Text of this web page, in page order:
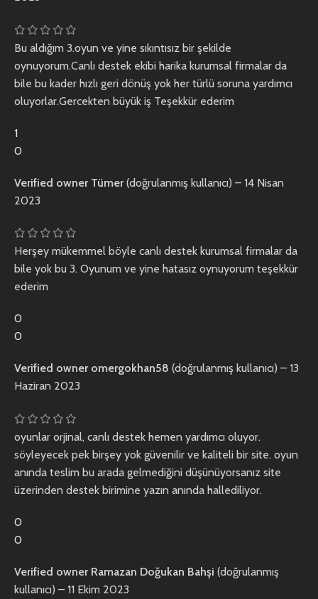
Bu aldığım 3.oyun ve yine sıkıntısız bir şekilde
oynuyorum.Canlı destek ekibi harika kurumsal firmalar da
bile bu kader hızlı geri dönüş yok her türlü soruna yardımcı
oluyorlar.Gercekten büyük iş Teşekkür ederim
1
0
Verified owner Tümer(doğrulanmış kullanıcı) – 14 Nisan
2023
Herşey mükemmel böyle canlı destek kurumsal firmalar da
bile yok bu 3. Oyunum ve yine hatasız oynuyorum teşekkür
ederim
0
0
Verified owner omergokhan58 (doğrulanmış kullanıcı) – 13
Haziran 2023
oyunlar orjinal, canlı destek hemen yardımcı oluyor.
söyleyecek pek birşey yok güvenilir ve kaliteli bir site. oyun
anında teslim bu arada gelmediğini düşünüyorsanız site
üzerinden destek birimine yazın anında hallediliyor.
0
0
Verified owner Ramazan Doğukan Bahşi (doğrulanmış
kullanıcı) – 11 Ekim 2023